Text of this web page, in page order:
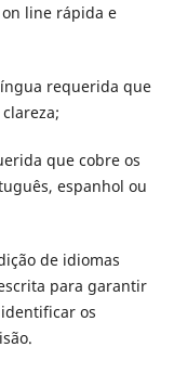
line rápida e
requerida que
que cobre os
espanhol ou
de idiomas
para garantir
os